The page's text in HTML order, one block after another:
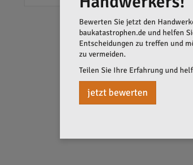
Bewerten Sie jetzt den
baukatastrophen.de und helfen
Entscheidungen zu treffen und
zu vermeiden.
Teilen Sie Ihre Erfahrung und
jetzt bewerten